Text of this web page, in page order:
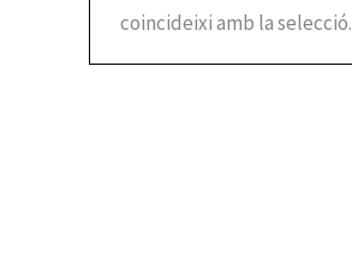
coincideixi amb la selecció.